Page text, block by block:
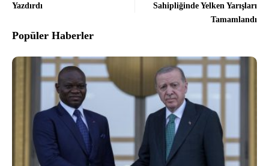
Yazdırdı
Sahipliğinde Yelken Yarışları
Tamamlandı
Popüler Haberler